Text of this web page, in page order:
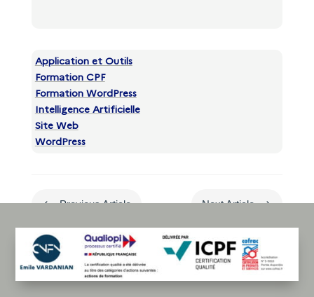
Application et Outils
Formation CPF
Formation WordPress
Intelligence Artificielle
Site Web
WordPress
# Previous Article Next Article $